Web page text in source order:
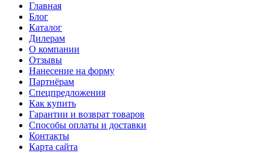
Главная
Блог
Каталог
Дилерам
О компании
Отзывы
Нанесение на форму
Партнёрам
Спецпредложения
Как купить
Гарантии и возврат товаров
Способы оплаты и доставки
Контакты
Карта сайта